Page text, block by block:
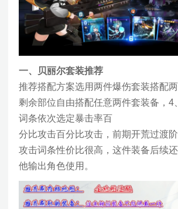
一、贝丽尔套装推荐
推荐搭配方案选用两件爆伤套装搭配两
剩余部位自由搭配任意两件套装备，4
词条依次选定暴击率百
分比攻击百分比攻击，前期开荒过渡
攻击词条性价比很高，这件装备后续
他输出角色使用。